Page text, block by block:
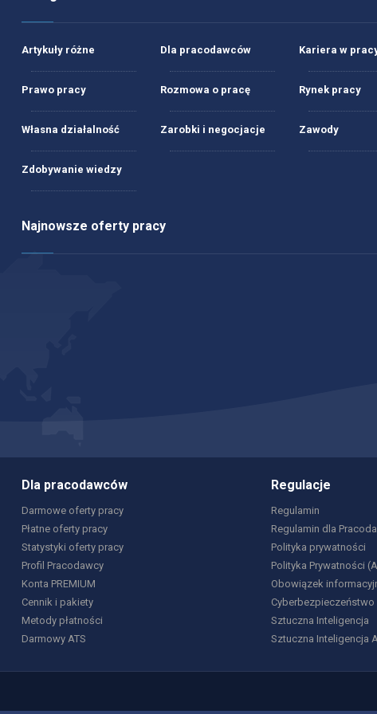
Artykuły różne Dla pracodawców Kariera w
Prawo pracy Rozmowa o pracę Rynek pracy
Własna działalność Zarobki i negocjacje Zawody
Zdobywanie wiedzy
Najnowsze oferty pracy
Dla pracodawców
Darmowe oferty pracy
Płatne oferty pracy
Statystyki oferty pracy
Profil Pracodawcy
Konta PREMIUM
Cennik i pakiety
Metody płatności
Darmowy ATS
Regulacje
Regulamin
Regulamin dla
Polityka prywatności
Polityka Prywatności
Obowiązek
Cyberbezpieczeństwo
Sztuczna Inteligencja
Sztuczna Inteligencja